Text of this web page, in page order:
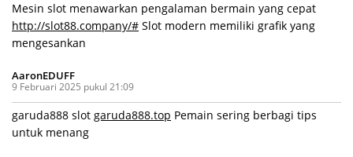
Mesin slot menawarkan pengalaman bermain yang cepat
http://slot88.company/# Slot modern memiliki grafik yang
mengesankan
AaronEDUFF
9 Februari 2025 pukul 21:09
garuda888 slot garuda888.top Pemain sering berbagi tips
untuk menang